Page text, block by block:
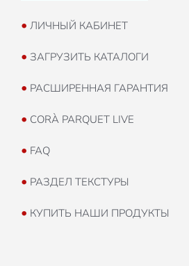
• ЛИЧНЫЙ КАБИНЕТ
• ЗАГРУЗИТЬ КАТАЛОГИ
• РАСШИРЕННАЯ ГАРАНТИЯ
• CORÀ PARQUET LIVE
• FAQ
• РАЗДЕЛ ТЕКСТУРЫ
• КУПИТЬ НАШИ ПРОДУКТЫ